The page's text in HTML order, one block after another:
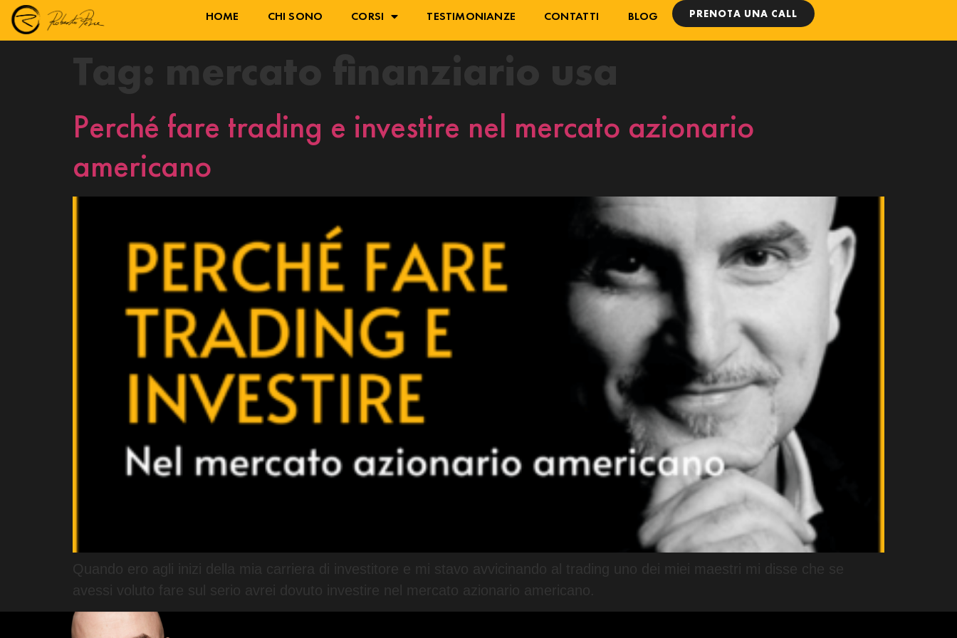
HOME CHI SONO CORSI TESTIMONIANZE CONTATTI BLOG PRENOTA UNA CALL
Tag: mercato finanziario usa
Perché fare trading e investire nel mercato azionario
americano
Quando ero agli inizi della mia carriera di investitore e mi stavo avvicinando al trading uno dei miei maestri mi disse che se
avessi voluto fare sul serio avrei dovuto investire nel mercato azionario americano.